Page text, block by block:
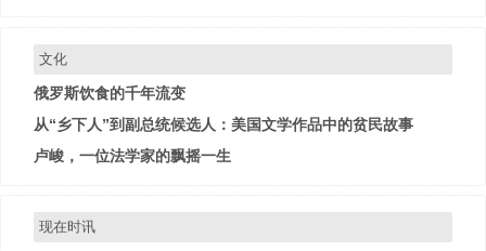
文化
俄罗斯饮食的千年流变
从“乡下人”到副总统候选人：美国文学作品中的贫民故事
卢峻，一位法学家的飘摇一生
现在时讯